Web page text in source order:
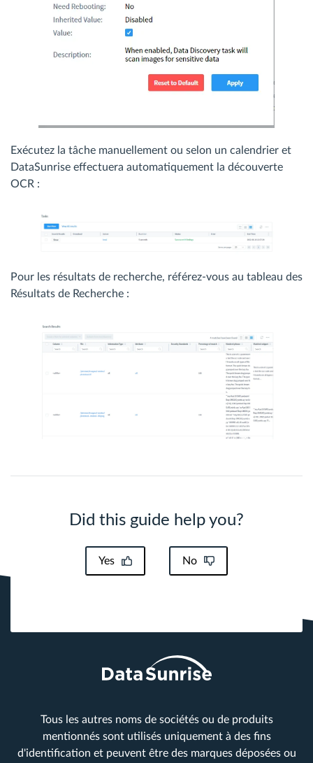
Exécutez la tâche manuellement ou selon un calendrier et
DataSunrise effectuera automatiquement la découverte
OCR :
Pour les résultats de recherche, référez-vous au tableau des
Résultats de Recherche :
Did this guide help you?
Yes No
Tous les autres noms de sociétés ou de produits
mentionnés sont utilisés uniquement à des fins
d'identification et peuvent être des marques déposées ou